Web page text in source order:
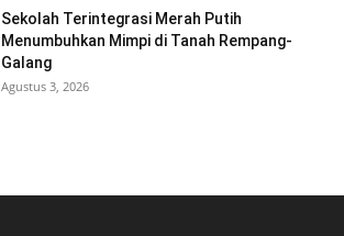
Sekolah Terintegrasi Merah Putih
Menumbuhkan Mimpi di Tanah Rempang-
Galang
Agustus 3, 2026